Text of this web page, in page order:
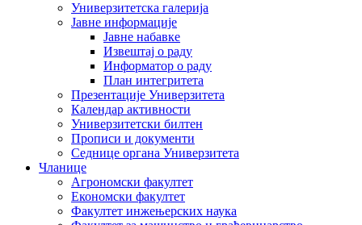
Универзитетска галерија
Јавне информације
Јавне набавке
Извештај о раду
Информатор о раду
План интегритета
Презентације Универзитета
Календар активности
Универзитетски билтен
Прописи и документи
Седнице органа Универзитета
Чланице
Агрономски факултет
Економски факултет
Факултет инжењерских наука